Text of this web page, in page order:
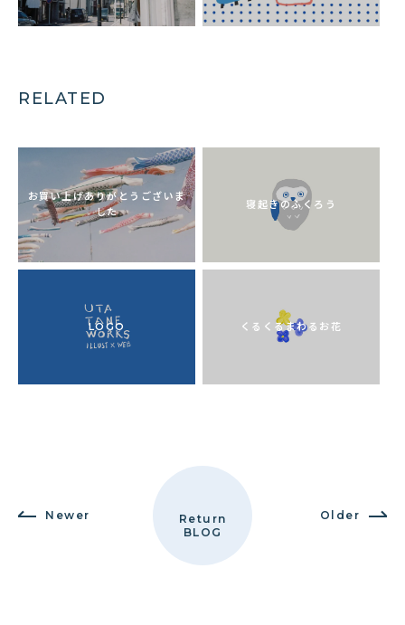
RELATED
お買い上げありがとうございま
した
寝起きのふくろう
LOGO くるくるまわるお花
Newer Older
Return
BLOG